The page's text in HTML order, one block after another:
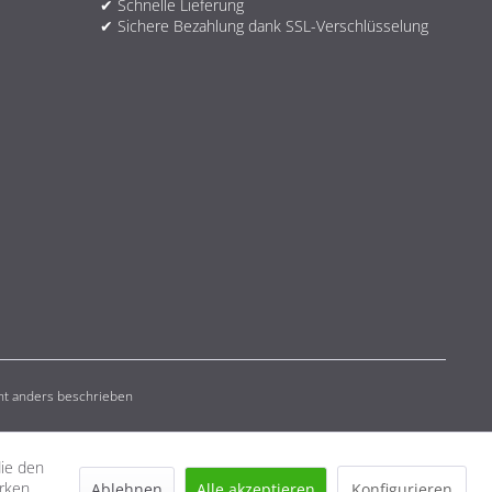
✔ Schnelle Lieferung
✔ Sichere Bezahlung dank SSL-Verschlüsselung
anders beschrieben
den